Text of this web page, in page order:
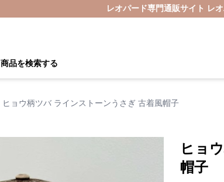
レオパード専門通販サイト レ
商品を検索する
ヒョウ柄ツバ ラインストーンうさぎ 古着風帽子
ヒョ
帽子